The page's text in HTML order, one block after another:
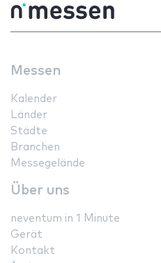
Messen
Kalender
Länder
Städte
Branchen
Messegelände
Über uns
neventum in 1 Minute
Gerät
Kontakt